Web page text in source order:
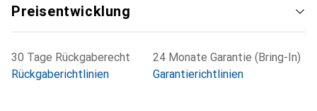
Preisentwicklung
30 Tage Rückgaberecht
Rückgaberichtlinien
24 Monate Garantie (Bring-In)
Garantierichtlinien